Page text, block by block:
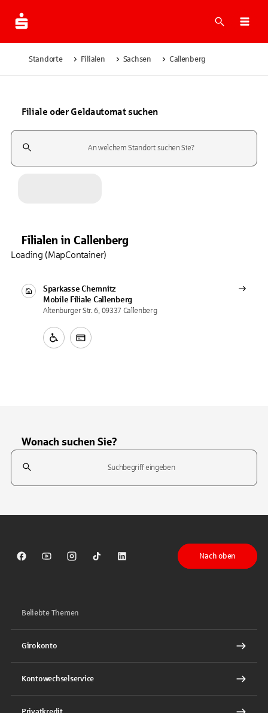
Suche
Standorte Filialen Sachsen Callenberg
Filiale oder Geldautomat suchen
Suchfeld
Filialen in Callenberg
Sparkasse Chemnitz
Mobile Filiale Callenberg
Altenburger Str. 6, 09337 Callenberg
Loading (MapContainer)
Wonach suchen Sie?
Suchfeld
Sparkasse auf Facebook
Sparkasse auf Youtube
Sparkasse auf Instagram
Sparkasse auf TikTok
Sparkasse auf LinkedIn
Nach oben
Beliebte Themen
Girokonto
Kontowechselservice